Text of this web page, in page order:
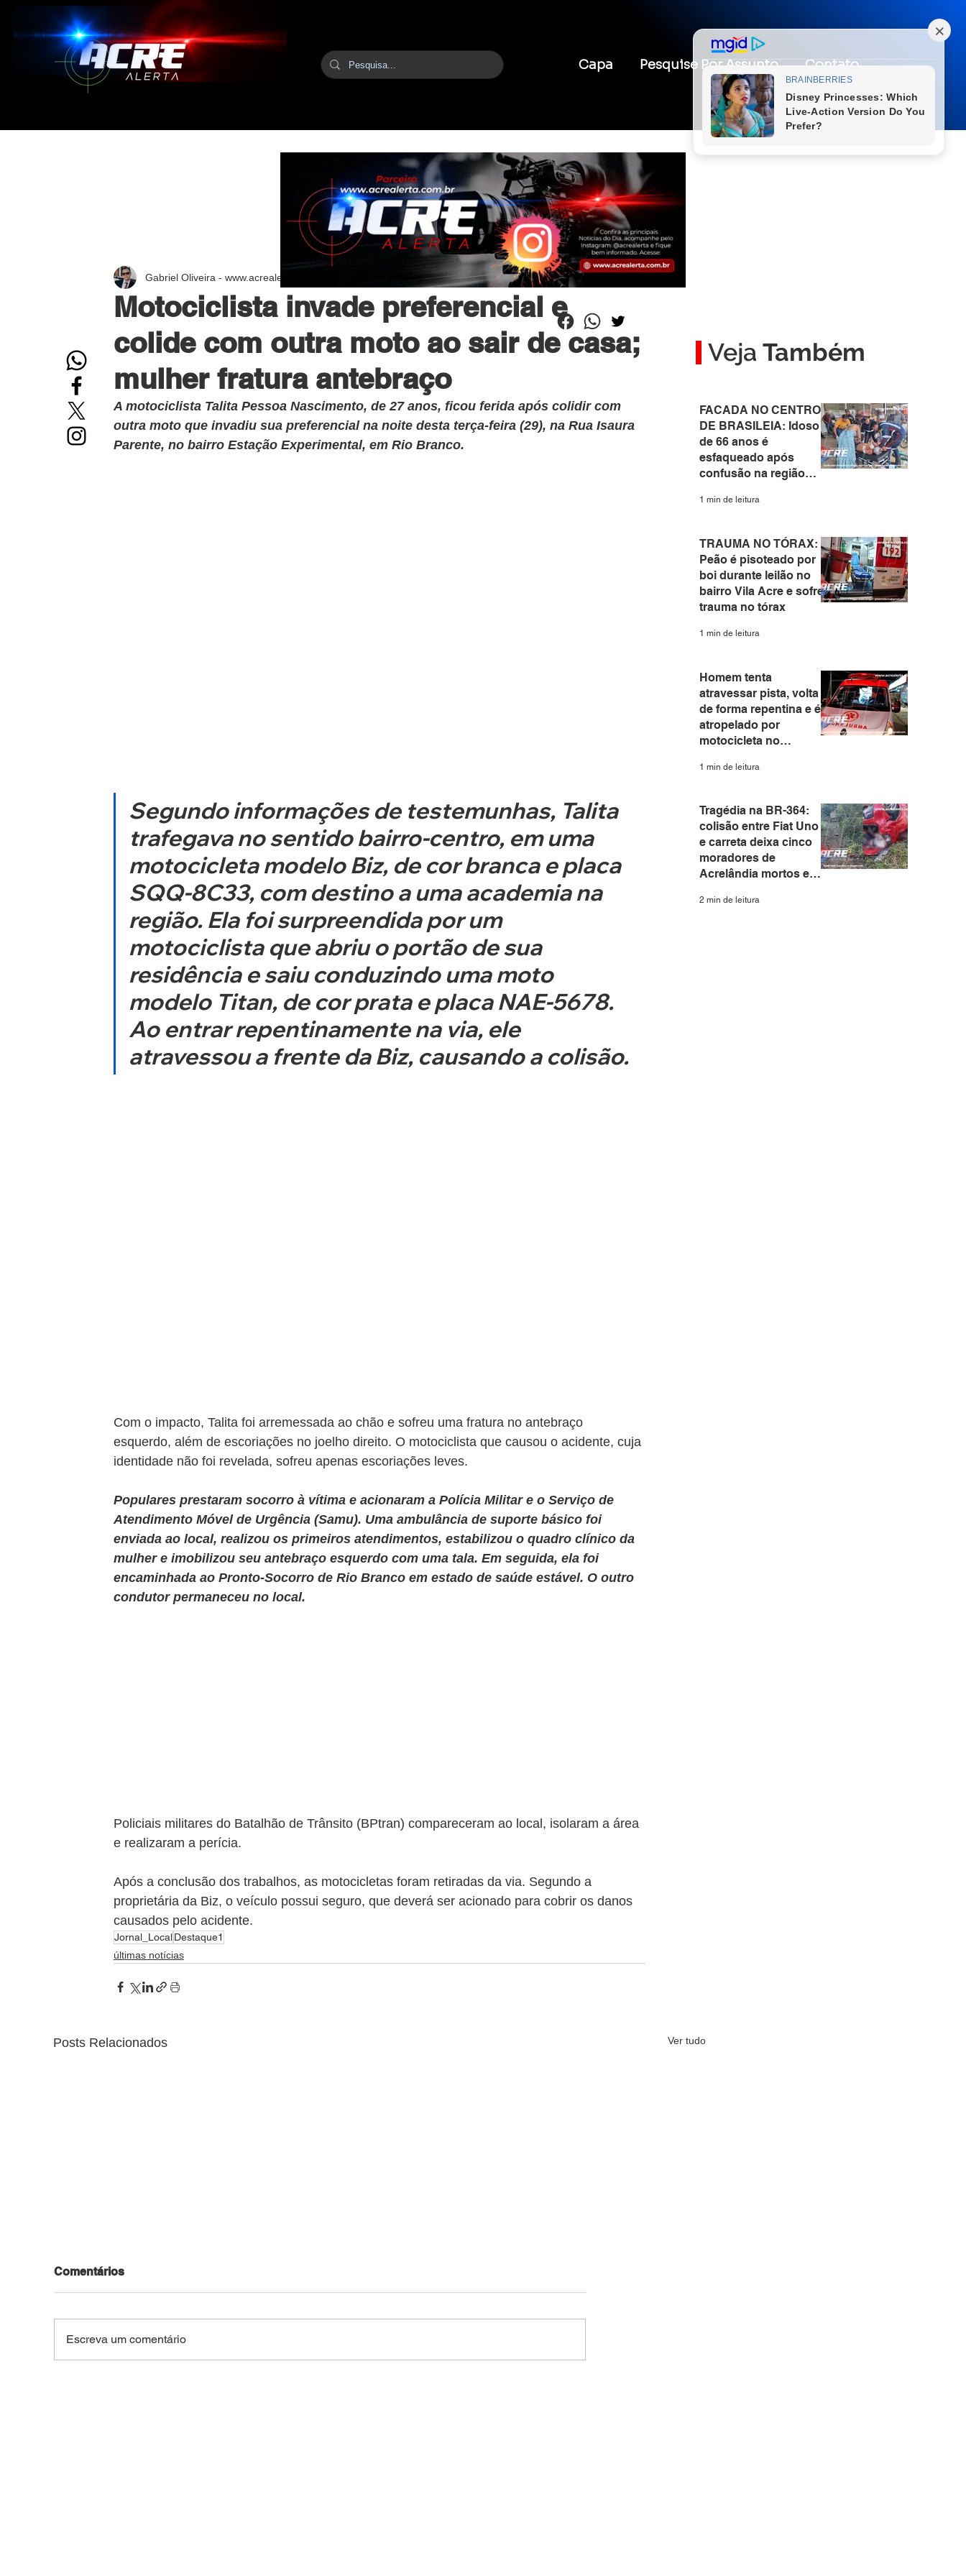
Capa Pesquise Por Assunto Contato
Motociclista invade preferencial e
colide com outra moto ao sair de casa;
mulher fratura antebraço
Gabriel Oliveira - www.acrealerta.com.br 30 de abr. de 2025 1 min de leitura
A motociclista Talita Pessoa Nascimento, de 27 anos, ficou ferida após colidir com
outra moto que invadiu sua preferencial na noite desta terça-feira (29), na Rua Isaura
Parente, no bairro Estação Experimental, em Rio Branco.
Segundo informações de testemunhas, Talita
trafegava no sentido bairro-centro, em uma
motocicleta modelo Biz, de cor branca e placa
SQQ-8C33, com destino a uma academia na
região. Ela foi surpreendida por um
motociclista que abriu o portão de sua
residência e saiu conduzindo uma moto
modelo Titan, de cor prata e placa NAE-5678.
Ao entrar repentinamente na via, ele
atravessou a frente da Biz, causando a colisão.
Com o impacto, Talita foi arremessada ao chão e sofreu uma fratura no antebraço
esquerdo, além de escoriações no joelho direito. O motociclista que causou o acidente, cuja
identidade não foi revelada, sofreu apenas escoriações leves.
Populares prestaram socorro à vítima e acionaram a Polícia Militar e o Serviço de
Atendimento Móvel de Urgência (Samu). Uma ambulância de suporte básico foi
enviada ao local, realizou os primeiros atendimentos, estabilizou o quadro clínico da
mulher e imobilizou seu antebraço esquerdo com uma tala. Em seguida, ela foi
encaminhada ao Pronto-Socorro de Rio Branco em estado de saúde estável. O outro
condutor permaneceu no local.
Policiais militares do Batalhão de Trânsito (BPtran) compareceram ao local, isolaram a área
e realizaram a perícia.
Após a conclusão dos trabalhos, as motocicletas foram retiradas da via. Segundo a
proprietária da Biz, o veículo possui seguro, que deverá ser acionado para cobrir os danos
causados pelo acidente.
Jornal_LocalDestaque1
últimas notícias
Posts Relacionados Ver tudo
Comentários
Escreva um comentário
FACADA NO CENTRO
DE BRASILEIA: Idoso
de 66 anos é
esfaqueado após
confusão na região
Acre
1 min de leitura
TRAUMA NO TÓRAX:
Peão é pisoteado por
boi durante leilão no
bairro Vila Acre e sofre
trauma no tórax
1 min de leitura
Homem tenta
atravessar pista, volta
de forma repentina e é
atropelado por
motocicleta no
Branco
1 min de leitura
Tragédia na BR-364:
colisão entre Fiat Uno
e carreta deixa cinco
moradores de
Acrelândia mortos em
2 min de leitura
Veja Também